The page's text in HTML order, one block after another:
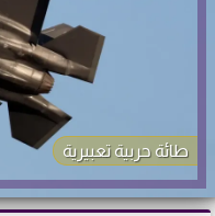
طائة حربية تعبيرية